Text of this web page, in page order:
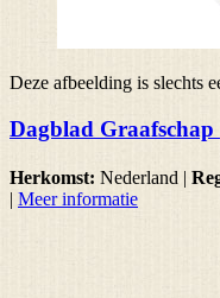
Deze afbeelding is slechts
Dagblad Graafschap
Herkomst: Nederland |
| Meer informatie